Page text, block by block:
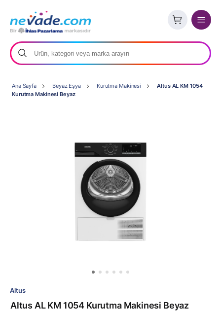
Ana Sayfa Beyaz Eşya Kurutma Makinesi
Altus AL KM 1054
Kurutma Makinesi Beyaz
Altus
Altus AL KM 1054 Kurutma Makinesi Beyaz